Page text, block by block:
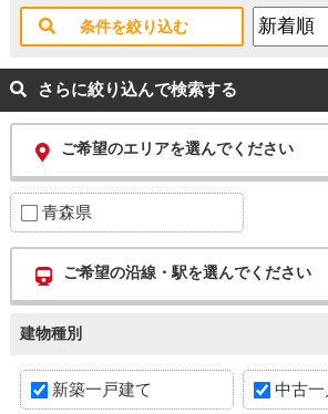
条件を絞り込む
さらに絞り込んで検索する
ご希望のエリアを選んでください
青森県
ご希望の沿線・駅を選んでください
建物種別
新築一戸建て 中古一